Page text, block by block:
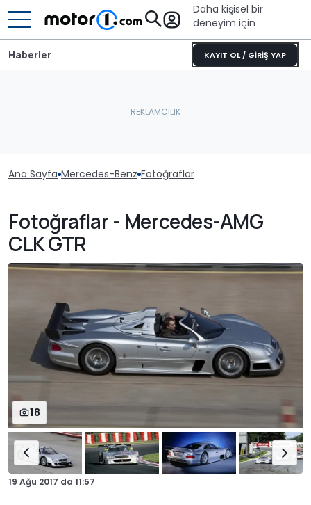
Daha kişisel bir
deneyim için
KAYIT OL / GİRİŞ YAP
Haberler
Ana Sayfa Mercedes-Benz Fotoğraflar
Fotoğraflar - Mercedes-AMG
CLK GTR
18
19 Ağu 2017 da 11:57